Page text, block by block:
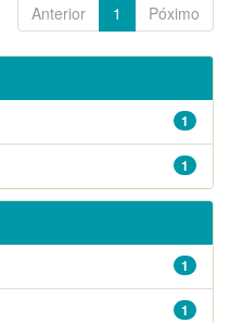
Anterior 1 Póximo
1
1
1
1